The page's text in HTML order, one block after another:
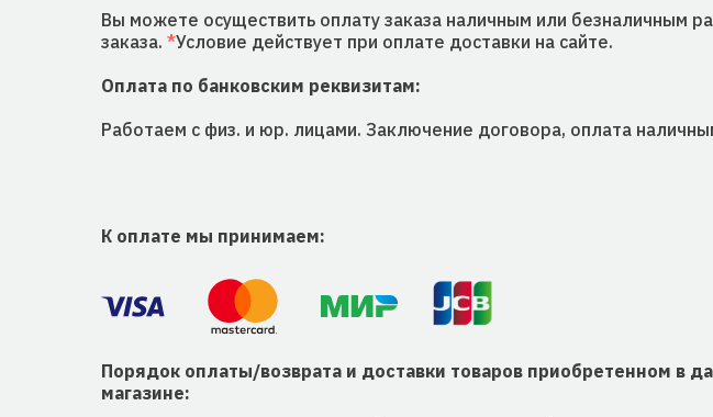
Вы можете осуществить оплату заказа наличным или безналичным
заказа. *Условие действует при оплате доставки на сайте.
Оплата по банковским реквизитам:
Работаем с физ. и юр. лицами. Заключение договора, оплата
К оплате мы принимаем:
Порядок оплаты/возврата и доставки товаров приобретенном в
магазине: